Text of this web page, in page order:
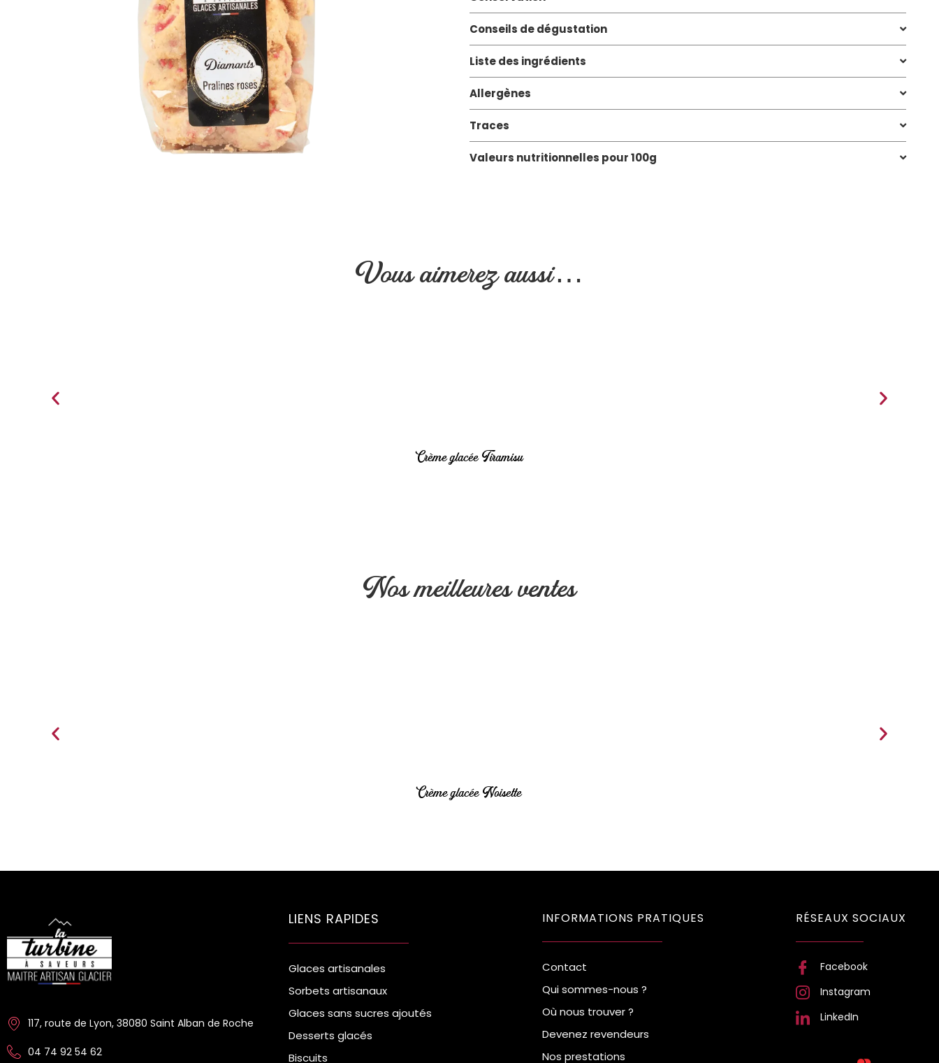
Conseils de dégustation
Liste des ingrédients
Allergènes
Traces
Valeurs nutritionnelles pour 100g
Vous aimerez aussi…
Crème glacée Tiramisu
Nos meilleures ventes
Crème glacée Noisette
117, route de Lyon, 38080 Saint Alban de Roche
04 74 92 54 62
LIENS RAPIDES
Glaces artisanales
Sorbets artisanaux
Glaces sans sucres ajoutés
Desserts glacés
Biscuits
INFORMATIONS PRATIQUES
Contact
Qui sommes-nous ?
Où nous trouver ?
Devenez revendeurs
Nos prestations
RÉSEAUX SOCIAUX
Facebook
Instagram
LinkedIn